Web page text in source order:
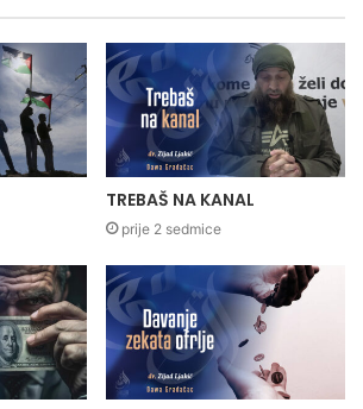
TREBAŠ NA KANAL
prije 2 sedmice